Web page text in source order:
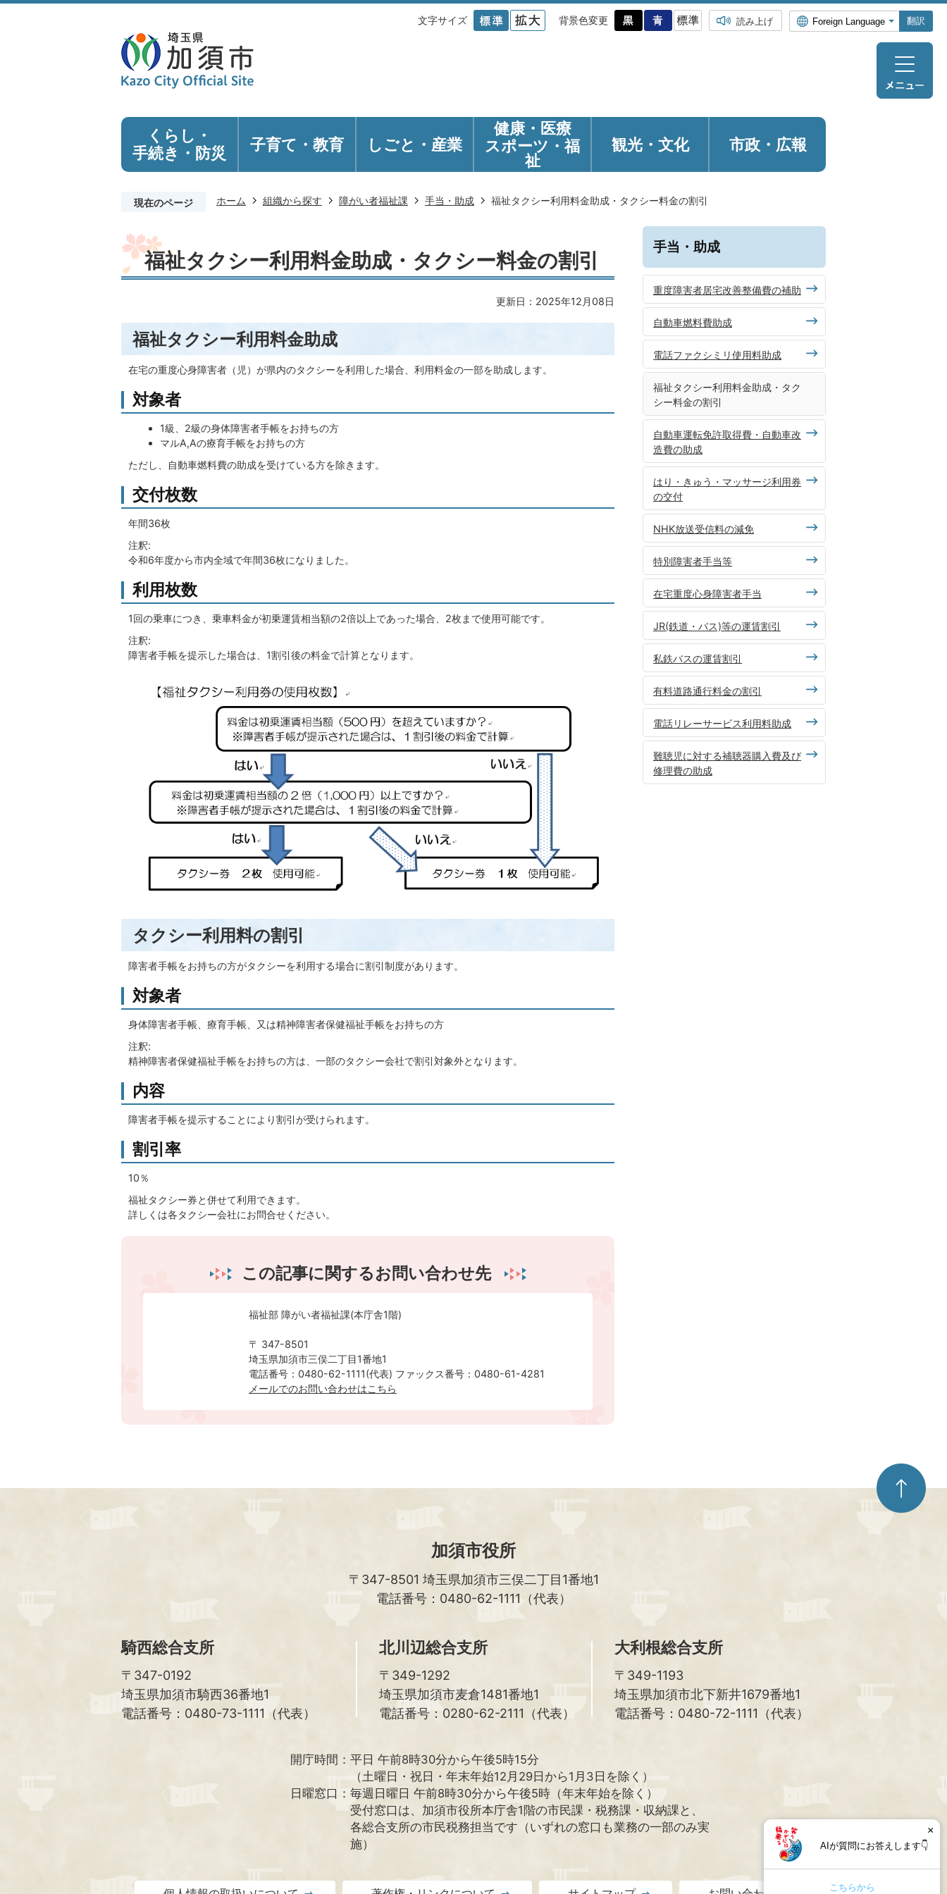
文字サイズ 背景色変更 読み上げ 翻訳
くらし・
手続き ・防災 子育て・教育 しごと・産業
健康・医療
スポーツ・福
祉
観光・ 文化 市政・広報
現在のページ ホーム 組織から探す 障がい者福祉課 手当・助成 福祉タクシー利用料金助成・タクシー料金の割引
福祉タクシー利用料金助成・タクシー料金の割引
更新日：2025年12月08日
福祉タクシー利用料金助成
在宅の重度心身障害者（児）が県内のタクシーを利用した場合、利用料金の一部を助成します。
対象者
1級、2級の身体障害者手帳をお持ちの方
マルA,Aの療育手帳をお持ちの方
ただし、自動車燃料費の助成を受けている方を除きます。
交付枚数
年間36枚
注釈:
令和6年度から市内全域で年間36枚になりました。
利用枚数
1回の乗車につき、乗車料金が初乗運賃相当額の2倍以上であった場合、2枚まで使用可能です。
注釈:
障害者手帳を提示した場合は、1割引後の料金で計算となります。
タクシー利用料の割引
障害者手帳をお持ちの方がタクシーを利用する場合に割引制度があります。
対象者
身体障害者手帳、療育手帳、又は精神障害者保健福祉手帳をお持ちの方
注釈:
精神障害者保健福祉手帳をお持ちの方は、一部のタクシー会社で割引対象外となります。
内容
障害者手帳を提示することにより割引が受けられます。
割引率
10％
福祉タクシー券と併せて利用できます。
詳しくは各タクシー会社にお問合せください。
この記事に関するお問い合わせ先
福祉部 障がい者福祉課(本庁舎1階)
〒 347-8501
埼玉県加須市三俣二丁目1番地1
電話番号：0480-62-1111(代表) ファックス番号：0480-61-4281
メールでのお問い合わせはこちら
手当・助成
重度障害者居宅改善整備費の補助
自動車燃料費助成
電話ファクシミリ使用料助成
福祉タクシー利用料金助成・タク
シー料金の割引
自動車運転免許取得費・自動車改
造費の助成
はり・きゅう・マッサージ利用券
の交付
NHK放送受信料の減免
特別障害者手当等
在宅重度心身障害者手当
JR(鉄道・バス)等の運賃割引
私鉄バスの運賃割引
有料道路通行料金の割引
電話リレーサービス利用料助成
難聴児に対する補聴器購入費及び
修理費の助成
ペ
ー
ジ
加須市役所
〒347-8501 埼玉県加須市三俣二丁目1番地1
電話番号：0480-62-1111（代表）
騎西総合支所
〒347-0192
埼玉県加須市騎西36番地1
電話番号：0480-73-1111（代表）
北川辺総合支所
〒349-1292
埼玉県加須市麦倉1481番地1
電話番号：0280-62-2111（代表）
大利根総合支所
〒349-1193
埼玉県加須市北下新井1679番地1
電話番号：0480-72-1111（代表）
開庁時間： 平日 午前8時30分から午後5時15分
（土曜日・祝日・年末年始12月29日から1月3日を除く）
日曜窓口： 毎週日曜日 午前8時30分から午後5時（年末年始を除く）
受付窓口は、加須市役所本庁舎1階の市民課・税務課・収納課と、
各総合支所の市民税務担当です（いずれの窓口も業務の一部のみ実
施）
AIが質問にお答えします👇
こちらから
×